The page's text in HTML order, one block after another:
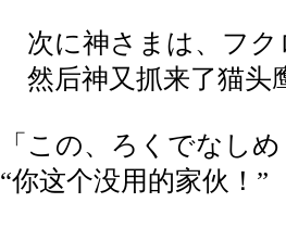
次に神さまは、フク
然后神又抓来了猫头
「この、ろくでなし
“你这个没用的家伙！”